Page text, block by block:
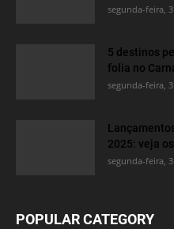
segunda-feira,
5 destinos
folia no
segunda-feira,
2025: veja
segunda-feira,
POPULAR CATEGORY